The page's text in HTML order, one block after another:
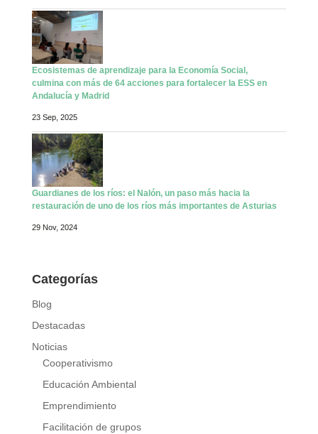
Ecosistemas de aprendizaje para la Economía Social,
culmina con más de 64 acciones para fortalecer la ESS en
Andalucía y Madrid
23 Sep, 2025
Guardianes de los ríos: el Nalón, un paso más hacia la
restauración de uno de los ríos más importantes de Asturias
29 Nov, 2024
Categorías
Blog
Destacadas
Noticias
Cooperativismo
Educación Ambiental
Emprendimiento
Facilitación de grupos